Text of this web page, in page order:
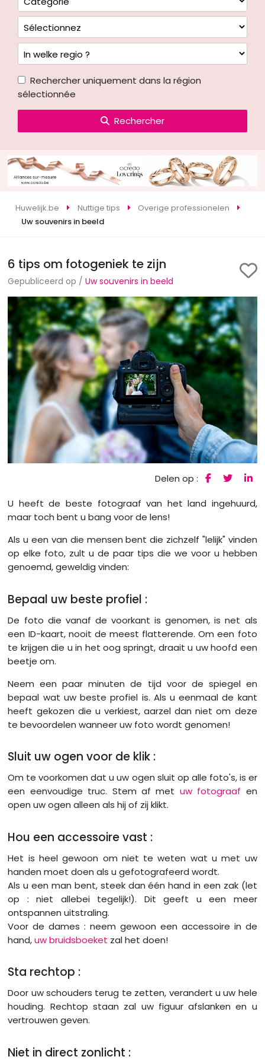
Rechercher uniquement dans la région
sélectionnée
Rechercher
Huwelijk.be Nuttige tips
Overige professionelen
Uw souvenirs in beeld
6 tips om fotogeniek te zijn
Gepubliceerd op /Uw souvenirs in beeld
Delen op :
U heeft de beste fotograaf van het land ingehuurd,
maar toch bent u bang voor de lens!
Als u een van die mensen bent die zichzelf "lelijk" vinden
op elke foto, zult u de paar tips die we voor u hebben
genoemd, geweldig vinden:
Bepaal uw beste profiel :
De foto die vanaf de voorkant is genomen, is net als
een ID-kaart, nooit de meest flatterende. Om een foto
te krijgen die u in het oog springt, draait u uw hoofd een
beetje om.
Neem een paar minuten de tijd voor de spiegel en
bepaal wat uw beste profiel is. Als u eenmaal de kant
heeft gekozen die u verkiest, aarzel dan niet om deze
te bevoordelen wanneer uw foto wordt genomen!
Sluit uw ogen voor de klik :
Om te voorkomen dat u uw ogen sluit op alle foto's, is er
een eenvoudige truc. Stem af met uw fotograaf en
open uw ogen alleen als hij of zij klikt.
Hou een accessoire vast :
Het is heel gewoon om niet te weten wat u met uw
handen moet doen als u gefotografeerd wordt.
Als u een man bent, steek dan één hand in een zak (let
op : niet allebei tegelijk!). Dit geeft u een meer
ontspannen uitstraling.
Voor de dames : neem gewoon een accessoire in de
hand,uw bruidsboeket zal het doen!
Sta rechtop :
Door uw schouders terug te zetten, verandert u uw hele
houding. Rechtop staan zal uw figuur afslanken en u
vertrouwen geven.
Niet in direct zonlicht :